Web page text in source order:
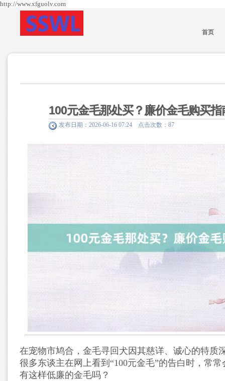
http://www.xfguolv.com
首页
100元金毛那处买？廉价金毛购买指
发布日期：2026-06-16 07:24 点击次数：87
在宠物市鸠合，金毛寻回犬因其慈详、诚心的特质
很多东谈主在网上看到“100元金毛”的告白时，常
有这样低廉的金毛吗？